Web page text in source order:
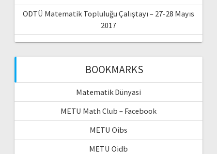
ODTÜ Matematik Topluluğu Çalıştayı – 27-28 Mayıs
2017
BOOKMARKS
Matematik Dünyasi
METU Math Club – Facebook
METU Oibs
METU Oidb